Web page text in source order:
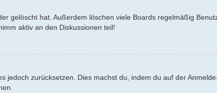
gelöscht hat. Außerdem löschen viele Boards regelmäßig
aktiv an den Diskussionen teil!
zurücksetzen. Dies machst du, indem du auf der